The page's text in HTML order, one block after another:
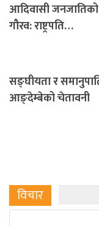
आदिवासी जनजातिको
गौरव: राष्ट्रपति…
सङ्घीयता र
आङ्देम्बेको चेतावनी
विचार